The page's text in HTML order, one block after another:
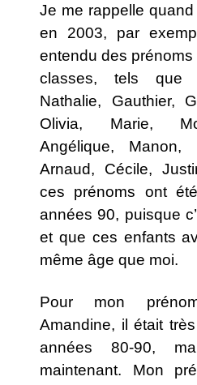
Je me rappelle quand
en 2003, par
entendu des
classes, tels que
Nathalie, Gauthier,
Olivia, Marie,
Angélique, Manon,
Arnaud, Cécile,
ces prénoms ont
années 90, puisque
et que ces enfants
même âge que moi.
Pour mon
Amandine, il était
années 80-90,
maintenant. Mon